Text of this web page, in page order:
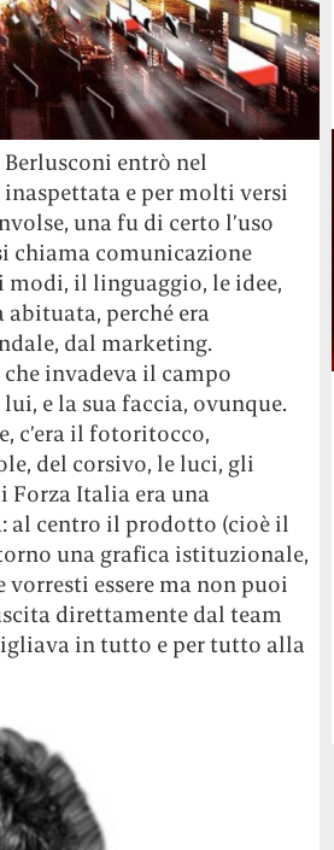
entrò nel
e per molti versi
una fu di certo l’uso
chiama comunicazione
modi, il linguaggio, le idee,
perché era
dal marketing.
invadeva il campo
e la sua faccia, ovunque.
c’era il fotoritocco,
del corsivo, le luci, gli
Forza Italia era una
al centro il prodotto (cioè il
una grafica istituzionale,
essere ma non puoi
direttamente dal team
in tutto e per tutto alla